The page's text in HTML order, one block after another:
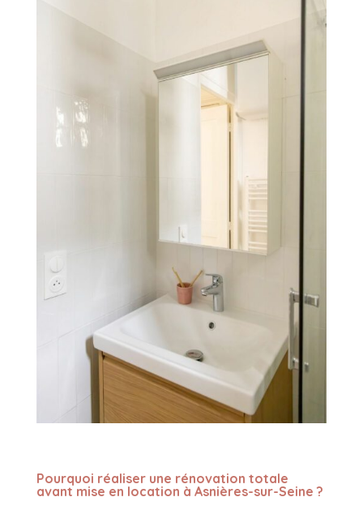
Pourquoi réaliser une rénovation totale
avant mise en location à Asnières-sur-Seine ?